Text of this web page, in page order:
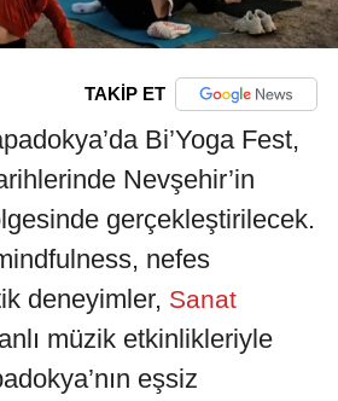
TAKİP ET
Bi’Yoga Fest,
Nevşehir’in
gerçekleştirilecek.
nefes
deneyimler, Sanat
müzik etkinlikleriyle
eşsiz